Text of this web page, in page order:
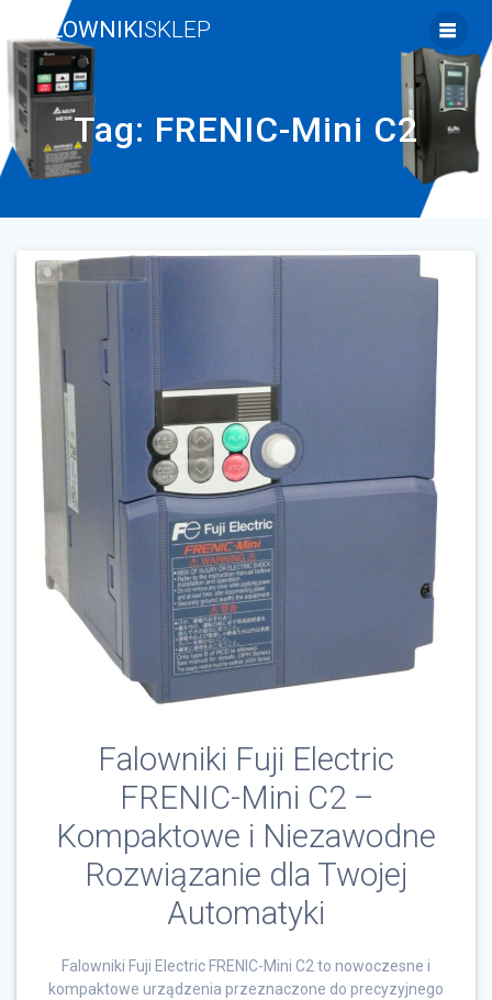
FALOWNIKISKLEP
Tag: FRENIC-Mini C2
Falowniki Fuji Electric
FRENIC-Mini C2 –
Kompaktowe i Niezawodne
Rozwiązanie dla Twojej
Automatyki
Falowniki Fuji Electric FRENIC-Mini C2 to nowoczesne i
kompaktowe urządzenia przeznaczone do precyzyjnego